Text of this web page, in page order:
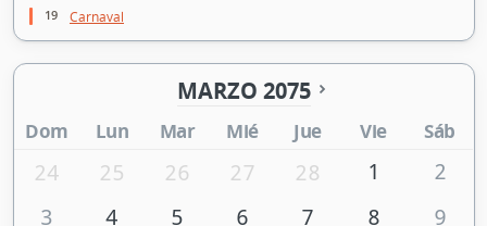
19 Carnaval
MARZO 2075
Dom Lun Mar Mié Jue Vie Sáb
24 25 26 27 28 1
2
3
4 5 6 7 8
9